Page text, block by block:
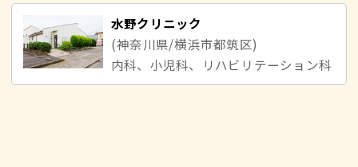
水野クリニック
(神奈川県/横浜市都筑区)
内科、小児科、リハビリテーション科